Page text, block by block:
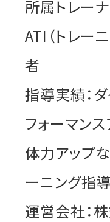
所属トレー
ATI（トレー
者
指導実績：ダ
フォーマン
体力アップ
ーニング指
運営会社：